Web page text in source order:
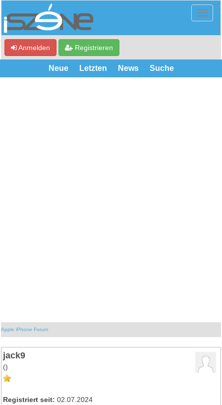
Anmelden Registrieren
Neue Letzten News Suche
Apple iPhone Forum
jack9
()
Registriert seit: 02.07.2024